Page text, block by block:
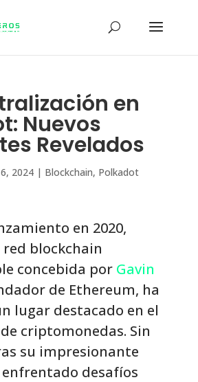
en
Nuevos
Revelados
2024| Blockchain, Polkadot
en 2020,
red blockchain
concebida por Gavin
de Ethereum, ha
lugar destacado en el
criptomonedas. Sin
su impresionante
enfrentado desafíos